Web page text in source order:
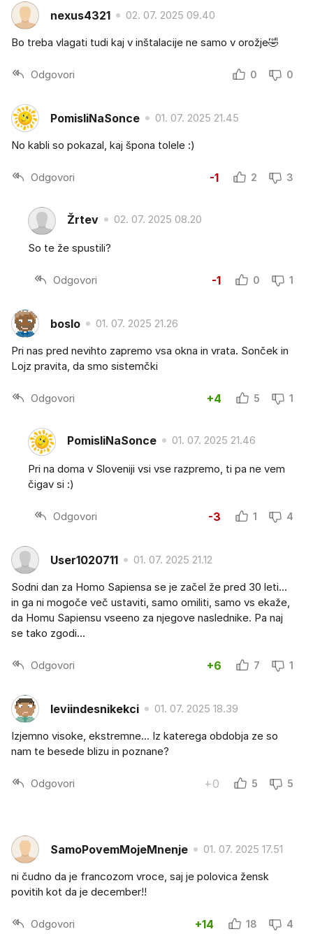
nexus4321 02. 07. 2025 09.40
Bo treba vlagati tudi kaj v inštalacije ne samo v orožje🤣
Odgovori 0 0
PomisliNaSonce 01. 07. 2025 21.45
No kabli so pokazal, kaj špona tolele :)
Odgovori -1 2 3
Žrtev 02. 07. 2025 08.20
So te že spustili?
Odgovori -1 0 1
boslo 01. 07. 2025 21.26
Pri nas pred nevihto zapremo vsa okna in vrata. Sonček in
Lojz pravita, da smo sistemčki
Odgovori +4 5 1
PomisliNaSonce 01. 07. 2025 21.46
Pri na doma v Sloveniji vsi vse razpremo, ti pa ne vem
čigav si :)
Odgovori -3 1 4
User1020711 01. 07. 2025 21.12
Sodni dan za Homo Sapiensa se je začel že pred 30 leti...
in ga ni mogoče več ustaviti, samo omiliti, samo vs ekaže,
da Homu Sapiensu vseeno za njegove naslednike. Pa naj
se tako zgodi...
Odgovori +6 7 1
leviindesnikekci 01. 07. 2025 18.39
Izjemno visoke, ekstremne... Iz katerega obdobja ze so
nam te besede blizu in poznane?
Odgovori +0 5 5
SamoPovemMojeMnenje 01. 07. 2025 17.51
ni čudno da je francozom vroce, saj je polovica žensk
povitih kot da je december!!
Odgovori +14 18 4